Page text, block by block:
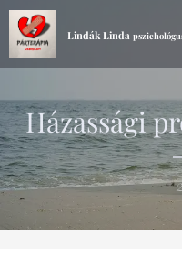
Lindák Linda
Házassági